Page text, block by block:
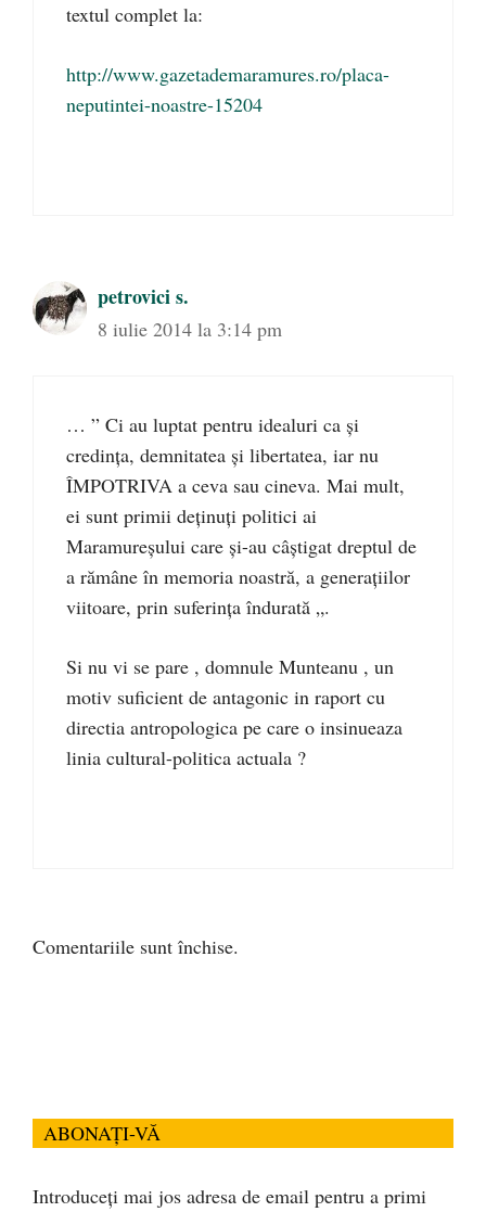
textul complet la:
http://www.gazetademaramures.ro/placa-
neputintei-noastre-15204
petrovici s.
8 iulie 2014 la 3:14 pm
… ” Ci au luptat pentru idealuri ca şi
credinţa, demnitatea şi libertatea, iar nu
ÎMPOTRIVA a ceva sau cineva. Mai mult,
ei sunt primii deţinuţi politici ai
Maramureşului care şi-au câştigat dreptul de
a rămâne în memoria noastră, a generaţiilor
viitoare, prin suferinţa îndurată „.
Si nu vi se pare , domnule Munteanu , un
motiv suficient de antagonic in raport cu
directia antropologica pe care o insinueaza
linia cultural-politica actuala ?
Comentariile sunt închise.
ABONAȚI-VĂ
Introduceți mai jos adresa de email pentru a primi